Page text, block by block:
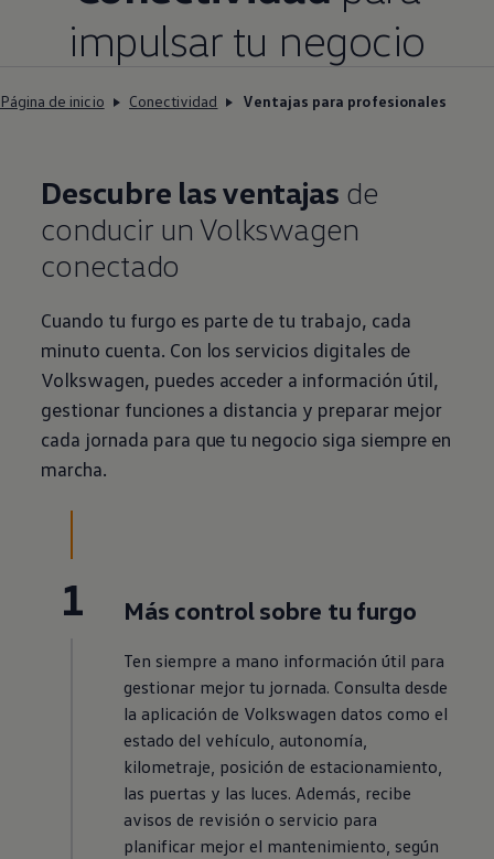
impulsar tu negocio
Página de inicio Conectividad Ventajas para profesionales
Descubre las ventajas de
conducir un Volkswagen
conectado
Cuando tu furgo es parte de tu trabajo, cada
minuto cuenta. Con los servicios digitales de
Volkswagen, puedes acceder a información útil,
gestionar funciones a distancia y preparar mejor
cada jornada para que tu negocio siga siempre en
marcha.
1 Más control sobre tu furgo
Ten siempre a mano información útil para
gestionar mejor tu jornada. Consulta desde
la aplicación de Volkswagen datos como el
estado del vehículo, autonomía,
kilometraje, posición de estacionamiento,
las puertas y las luces. Además, recibe
avisos de revisión o servicio para
planificar mejor el mantenimiento, según